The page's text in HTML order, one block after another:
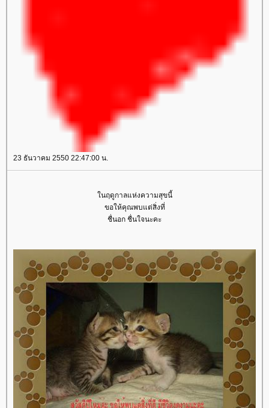
23 ธันวาคม 2550 22:47:00 น.
นฤดูกาลแห่งความสุขนี้
ขอให้คุณพบแต่สิ่งที่
ชื่นอก ชื่นใจนะคะ